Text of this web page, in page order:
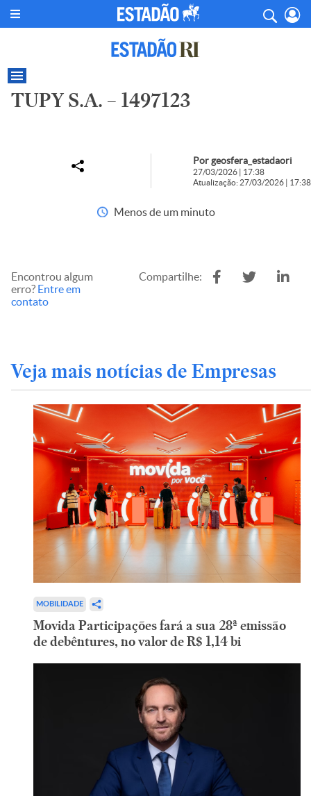
TUPY S.A. – 1497123
Por geosfera_estadaori
27/03/2026 | 17:38
Atualização: 27/03/2026 | 17:38
Menos de um minuto
Encontrou algum
erro? Entre em
contato
Compartilhe:
Veja mais notícias de Empresas
MOBILIDADE
Movida Participações fará a sua 28ª emissão
de debêntures, no valor de R$ 1,14 bi